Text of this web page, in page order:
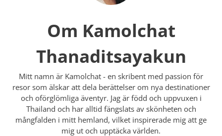
Om Kamolchat
Thanaditsayakun
Mitt namn är Kamolchat - en skribent med passion för
resor som älskar att dela berättelser om nya destinationer
och oförglömliga äventyr. Jag är född och uppvuxen i
Thailand och har alltid fängslats av skönheten och
mångfalden i mitt hemland, vilket inspirerade mig att ge
mig ut och upptäcka världen.